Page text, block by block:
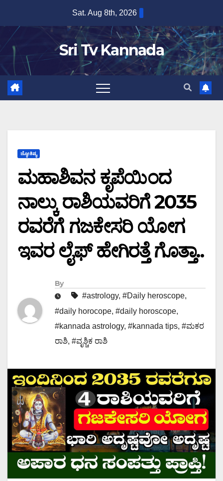
content
Sat. Aug 8th, 2026
Sri Tv Kannada
ಜ್ಯೋತಿಷ್ಯ
ಮಹಾಶಿವನ ಕೃಪೆಯಿಂದ
ನಾಲ್ಕು ರಾಶಿಯವರಿಗೆ 2035
ರವರೆಗೆ ಗಜಕೇಸರಿ ಯೋಗ
ಇವರ ಲೈಫ್ ಹೇಗಿರತ್ತೆ ಗೊತ್ತಾ..
By
#astrology, #Daily heroscope,
#daily horocope, #daily horoscope,
#kannada astrology, #kannada tips, #ಮಕರ
ರಾಶಿ, #ವೃಶ್ಚಿಕ ರಾಶಿ